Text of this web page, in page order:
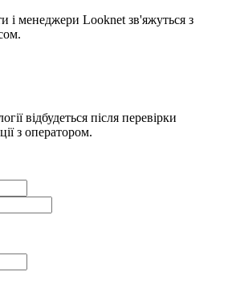
і менеджери Looknet зв'яжуться з
відбудеться після перевірки
з оператором.